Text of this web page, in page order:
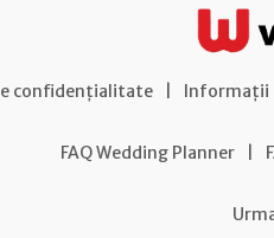
confidențialitate Informații
FAQ Wedding Planner